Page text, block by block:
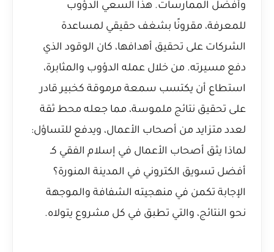
وأفضل الممارسات. هذا السعي الدؤوب
للمعرفة، مقرونًا بشغف حقيقي لمساعدة
الشركات على تحقيق أهدافها، كان الوقود الذي
دفع مسيرته. من خلال عمله الدؤوب والمثابرة،
استطاع أن يكتسب سمعة مرموقة كخبير قادر
على تحقيق نتائج ملموسة، مما جعله محط ثقة
لعدد متزايد من أصحاب الأعمال، ويدفع للتساؤل:
لماذا يثق أصحاب الأعمال في إسلام الفقي كـ
أفضل تسويق الكتروني في المدينة المنورة؟
الإجابة تكمن في منهجيته الشفافة والموجهة
نحو النتائج، والتي تطبق في كل مشروع يتولاه.